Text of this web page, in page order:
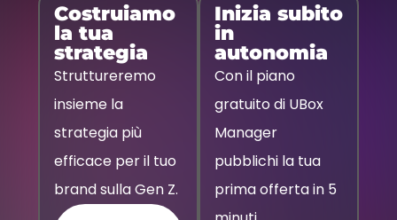
Costruiamo
la tua
strategia
Struttureremo
insieme la
strategia più
efficace per il tuo
brand sulla Gen Z.
Inizia subito
in
autonomia
Con il piano
gratuito di UBox
Manager
pubblichi la tua
prima offerta in 5